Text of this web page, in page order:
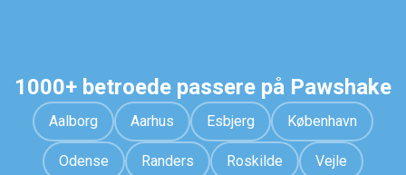
1000+ betroede passere på Pawshake
Aalborg Aarhus Esbjerg København
Odense Randers Roskilde Vejle